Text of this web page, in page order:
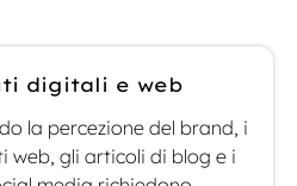
digitali e web
la percezione del brand, i
web, gli articoli di blog e i